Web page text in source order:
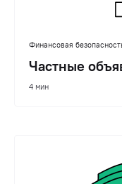
Финансовая
Частные
4 мин